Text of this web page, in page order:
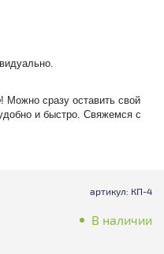
! Можно сразу оставить свой
и быстро. Свяжемся с
артикул: КП-4
В наличии